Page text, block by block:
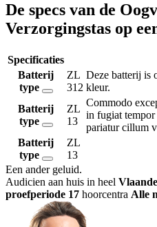
De specs van de
Verzorgingstas op
Specificaties
Batterij
type
ZL
312
Deze batterij is
kleur.
Batterij
type
ZL
13
Commodo
in fugiat
pariatur cillum
Batterij
type
ZL
13
Een ander geluid.
Audicien aan huis in heel
proefperiode 17 hoorcentra Alle